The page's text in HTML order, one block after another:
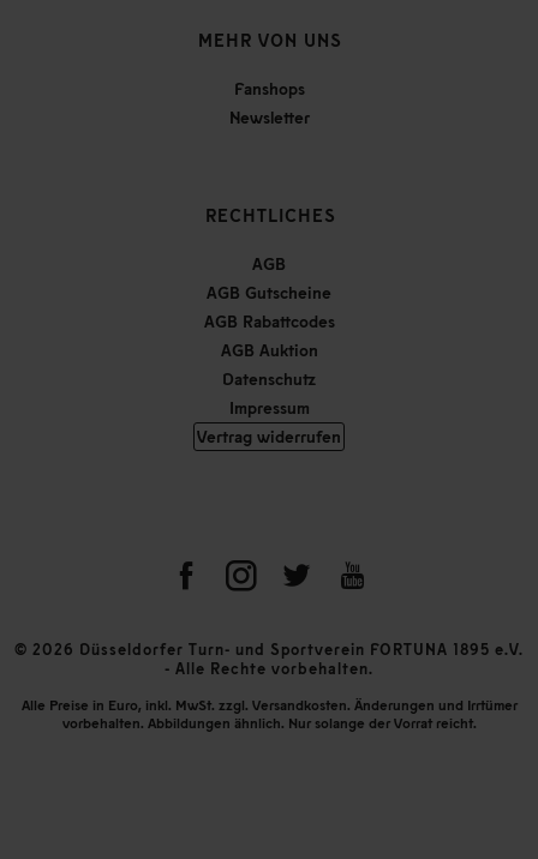
MEHR VON UNS
Fanshops
Newsletter
RECHTLICHES
AGB
AGB Gutscheine
AGB Rabattcodes
AGB Auktion
Datenschutz
Impressum
Vertrag widerrufen
© 2026 Düsseldorfer Turn- und Sportverein FORTUNA 1895 e.V.
- Alle Rechte vorbehalten.
Alle Preise in Euro, inkl. MwSt. zzgl. Versandkosten. Änderungen und Irrtümer
vorbehalten. Abbildungen ähnlich. Nur solange der Vorrat reicht.